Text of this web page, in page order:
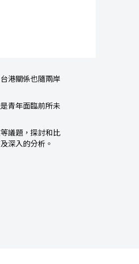
港關係也隨兩岸
青年面臨前所未
議題，探討和比
深入的分析。